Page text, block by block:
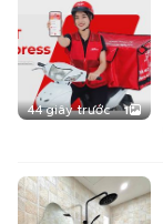
44 giây trước 1